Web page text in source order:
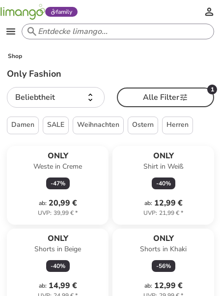
family
Shop
Only Fashion
Beliebtheit
1
Alle Filter
Damen SALE Weihnachten Ostern Herren
ONLY
Weste in Creme
-47%
ab: 20,99 €
UVP: 39,99 €*
ONLY
Shirt in Weiß
-40%
ab: 12,99 €
UVP: 21,99 €*
ONLY
Shorts in Beige
-40%
ab: 14,99 €
ONLY
Shorts in Khaki
-56%
ab: 12,99 €